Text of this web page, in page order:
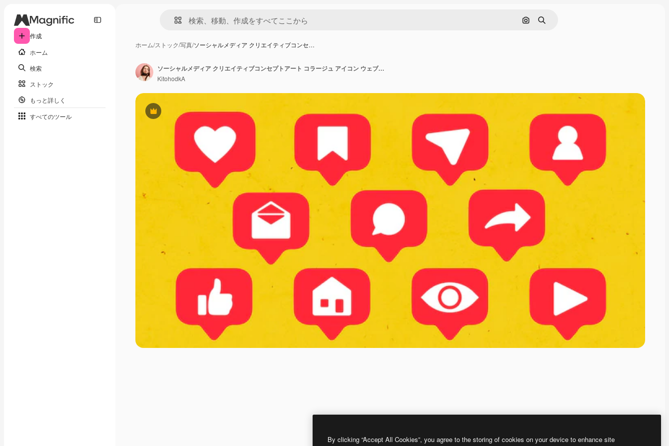
作成
ホーム
検索
ストック
もっと詳しく
すべてのツール
画像で検索
検索
ホーム/ストック/写真/ソーシャルメディア クリエイティブコンセ…
Premium
ソーシャルメディア クリエイティブコンセプトアート コラージュ アイコン ウェブモンテージ コピー スペース 背景テクスチャー バナー
KitohodkA
By clicking “Accept All Cookies”, you agree to the storing of cookies on your device to enhance site